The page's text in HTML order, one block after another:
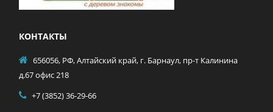
КОНТАКТЫ
656056, РФ, Алтайский край, г. Барнаул, пр-т Калинина
д.67 офис 218
+7 (3852) 36-29-66